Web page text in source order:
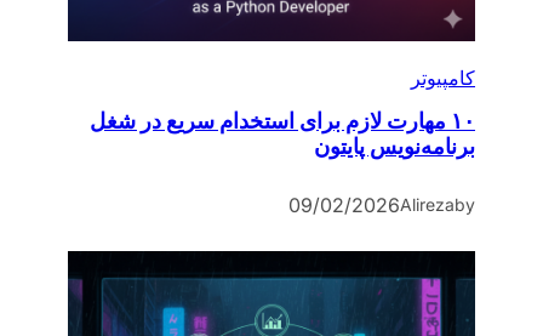
کامپیوتر
۱۰ مهارت لازم برای استخدام سریع در شغل
برنامه‌نویس پایتون
by
Alireza
09/02/2026